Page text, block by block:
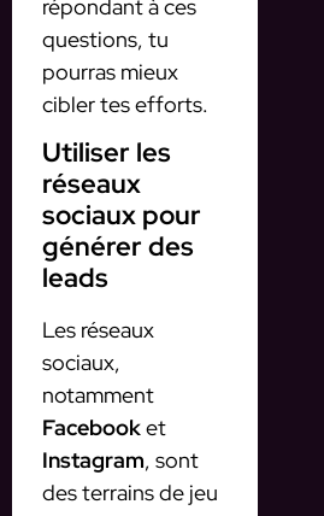
répondant à ces
questions, tu
pourras mieux
cibler tes efforts.
Utiliser les
réseaux
sociaux pour
générer des
leads
Les réseaux
sociaux,
notamment
Facebooket
Instagram, sont
des terrains de jeu